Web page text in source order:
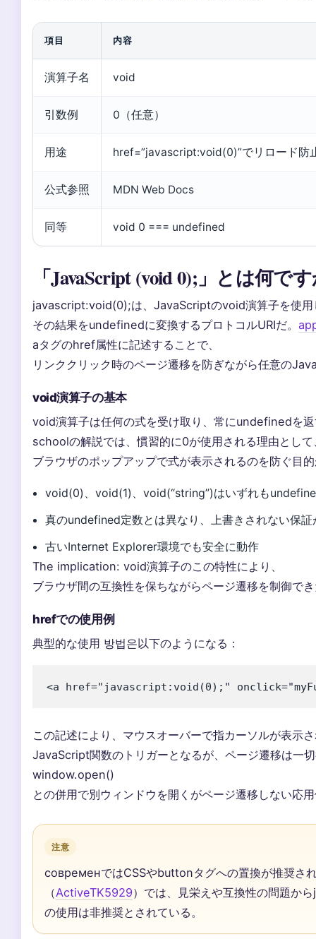
項目 内容
演算子名 void
引数例 0（任意）
用途 href=”javascript:void(0)”でリロード防
公式参照 MDN Web Docs
同等 void 0 === undefined
「JavaScript (void 0);」とは何で
javascript:void(0);は、JavaScriptのvoid演算子を使用
その結果をundefinedに変換するプロトコルURIだ。
aタグのhref属性に記述することで、
リンククリック時のページ遷移を防ぎながら任意の
void演算子の基本
void演算子は任何の式を受け取り、常にundefinedを
schoolの解説では、慣習的に0が使用される理由として
ブラウザのポップアップで式が表示されるのを防ぐ目
void(0)、void(1)、void(“string”)はいずれも
真のundefined定数とは異なり、上書きされない保証
古いInternet Explorer環境でも安全に動作
The implication: void演算子のこの特性により、
ブラウザ間の互換性を保ちながらページ遷移を制御で
hrefでの使用例
典型的な使用 방법은以下のようになる：
<a href="javascript:void(0);"
この記述により、マウスオーバーで指カーソルが表示
JavaScript関数のトリガーとなるが、ページ遷移は一
window.open()
との併用で別ウィンドウを開くがページ遷移しない応
注意
современではCSSやbuttonタグへの置換が推奨さ
（ActiveTK5929）では、見栄えや互換性の問題か
の使用は非推奨とされている。